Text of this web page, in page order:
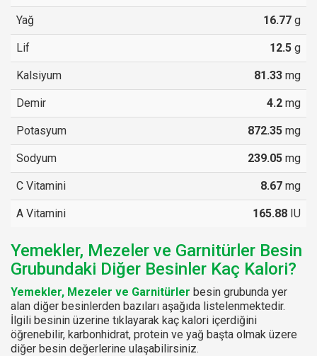
Yağ 16.77 g
Lif 12.5 g
Kalsiyum 81.33 mg
Demir 4.2 mg
Potasyum 872.35 mg
Sodyum 239.05 mg
C Vitamini 8.67 mg
A Vitamini 165.88 IU
Yemekler, Mezeler ve Garnitürler Besin
Grubundaki Diğer Besinler Kaç Kalori?
Yemekler, Mezeler ve Garnitürler besin grubunda yer
alan diğer besinlerden bazıları aşağıda listelenmektedir.
İlgili besinin üzerine tıklayarak kaç kalori içerdiğini
öğrenebilir, karbonhidrat, protein ve yağ başta olmak üzere
diğer besin değerlerine ulaşabilirsiniz.